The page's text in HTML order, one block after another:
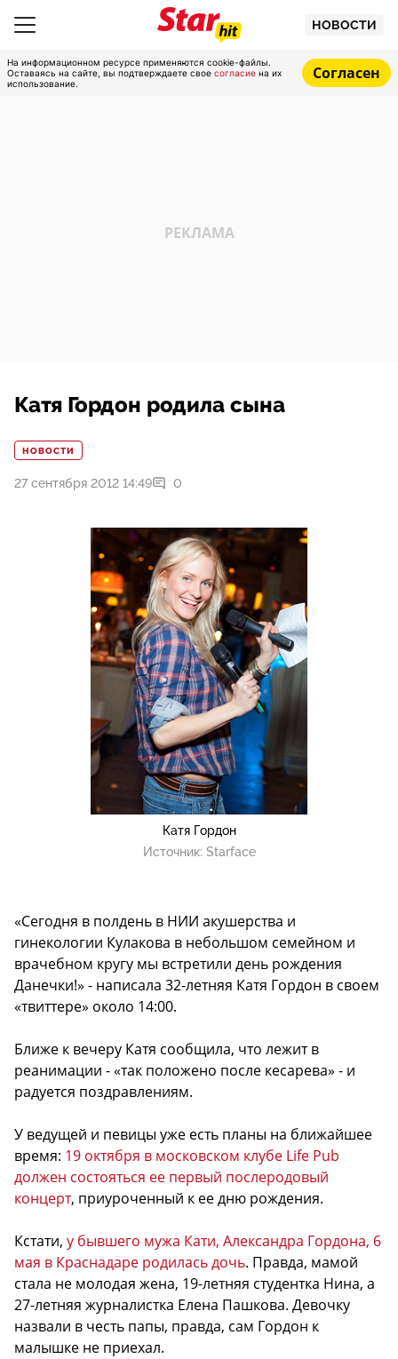
НОВОСТИ
На информационном ресурсе применяются cookie-файлы.
Оставаясь на сайте, вы подтверждаете свое согласие на их
использование.
Согласен
Катя Гордон родила сына
НОВОСТИ
27 сентября 2012 14:49 0
Катя Гордон
Источник: Starface
«Сегодня в полдень в НИИ акушерства и
гинекологии Кулакова в небольшом семейном и
врачебном кругу мы встретили день рождения
Данечки!» - написала 32-летняя Катя Гордон в своем
«твиттере» около 14:00.
Ближе к вечеру Катя сообщила, что лежит в
реанимации - «так положено после кесарева» - и
радуется поздравлениям.
У ведущей и певицы уже есть планы на ближайшее
время: 19 октября в московском клубе Life Pub
должен состояться ее первый послеродовый
концерт, приуроченный к ее дню рождения.
Кстати, у бывшего мужа Кати, Александра Гордона, 6
мая в Краснадаре родилась дочь. Правда, мамой
стала не молодая жена, 19-летняя студентка Нина, а
27-летняя журналистка Елена Пашкова. Девочку
назвали в честь папы, правда, сам Гордон к
малышке не приехал.